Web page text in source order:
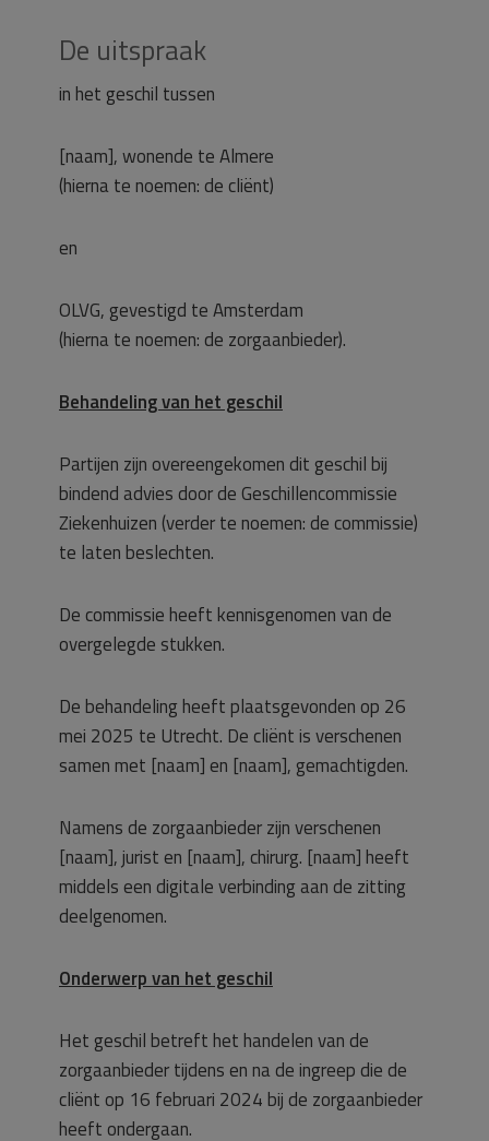
De uitspraak
in het geschil tussen
[naam], wonende te Almere
(hierna te noemen: de cliënt)
en
OLVG, gevestigd te Amsterdam
(hierna te noemen: de zorgaanbieder).
Behandeling van het geschil
Partijen zijn overeengekomen dit geschil bij
bindend advies door de Geschillencommissie
Ziekenhuizen (verder te noemen: de commissie)
te laten beslechten.
De commissie heeft kennisgenomen van de
overgelegde stukken.
De behandeling heeft plaatsgevonden op 26
mei 2025 te Utrecht. De cliënt is verschenen
samen met [naam] en [naam], gemachtigden.
Namens de zorgaanbieder zijn verschenen
[naam], jurist en [naam], chirurg. [naam] heeft
middels een digitale verbinding aan de zitting
deelgenomen.
Onderwerp van het geschil
Het geschil betreft het handelen van de
zorgaanbieder tijdens en na de ingreep die de
cliënt op 16 februari 2024 bij de zorgaanbieder
heeft ondergaan.